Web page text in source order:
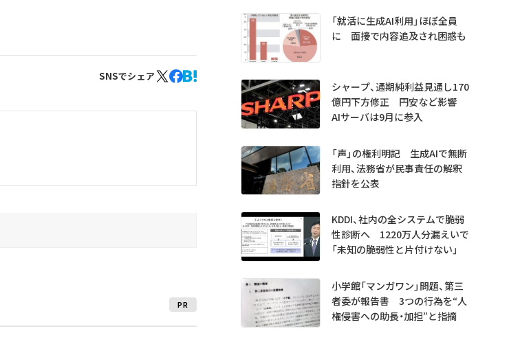
SNSでシェア
PR
「就活に生成AI利用」ほぼ全員
に 面接で内容追及され困惑も
シャープ、通期純利益見通し170
億円下方修正 円安など影響
AIサーバは9月に参入
「声」の権利明記 生成AIで無断
利用、法務省が民事責任の解釈
指針を公表
KDDI、社内の全システムで脆弱
性診断へ 1220万人分漏えいで
「未知の脆弱性と片付けない」
小学館「マンガワン」問題、第三
者委が報告書 3つの行為を“人
権侵害への助長・加担”と指摘